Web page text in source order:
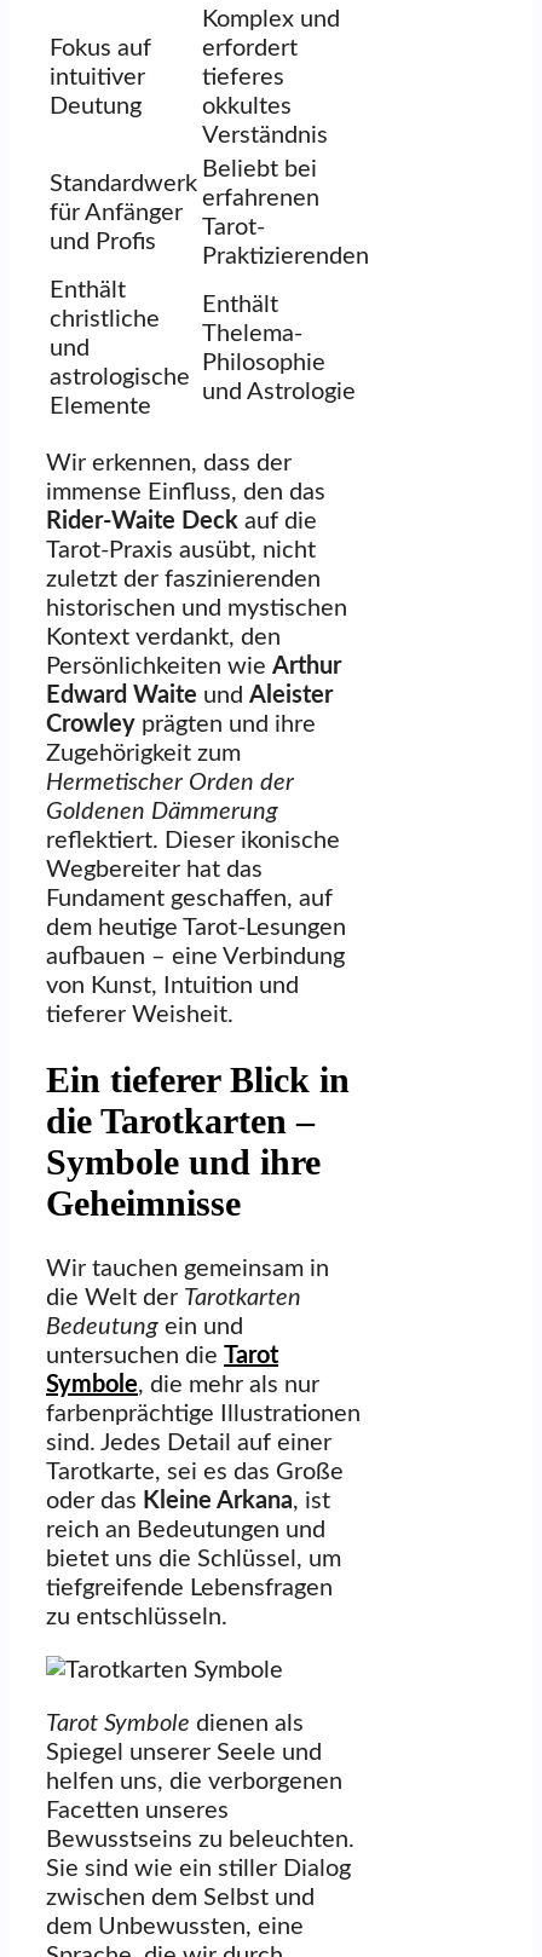
Fokus auf
intuitiver
Deutung
Komplex und
erfordert
tieferes
okkultes
Verständnis
Standardwerk
für Anfänger
und Profis
Beliebt bei
erfahrenen
Tarot-
Praktizierenden
Enthält
christliche
und
astrologische
Elemente
Enthält
Thelema-
Philosophie
und Astrologie
Wir erkennen, dass der
immense Einfluss, den das
Rider-Waite Deck auf die
Tarot-Praxis ausübt, nicht
zuletzt der faszinierenden
historischen und mystischen
Kontext verdankt, den
Persönlichkeiten wie Arthur
Edward Waite und Aleister
Crowley prägten und ihre
Zugehörigkeit zum
Hermetischer Orden der
Goldenen Dämmerung
reflektiert. Dieser ikonische
Wegbereiter hat das
Fundament geschaffen, auf
dem heutige Tarot-Lesungen
aufbauen – eine Verbindung
von Kunst, Intuition und
tieferer Weisheit.
Ein tieferer Blick in
die Tarotkarten –
Symbole und ihre
Geheimnisse
Wir tauchen gemeinsam in
die Welt der Tarotkarten
Bedeutung ein und
untersuchen die
Tarot
Symbole, die mehr als nur
farbenprächtige Illustrationen
sind. Jedes Detail auf einer
Tarotkarte, sei es das Große
oder das Kleine Arkana, ist
reich an Bedeutungen und
bietet uns die Schlüssel, um
tiefgreifende Lebensfragen
zu entschlüsseln.
Tarot Symbole dienen als
Spiegel unserer Seele und
helfen uns, die verborgenen
Facetten unseres
Bewusstseins zu beleuchten.
Sie sind wie ein stiller Dialog
zwischen dem Selbst und
dem Unbewussten, eine